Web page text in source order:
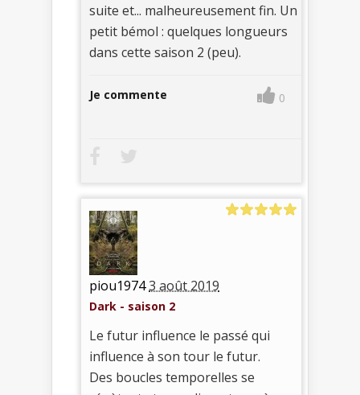
suite et... malheureusement fin. Un
petit bémol : quelques longueurs
dans cette saison 2 (peu).
Je commente 0
piou19743 août 2019
Dark - saison 2
Le futur influence le passé qui
influence à son tour le futur.
Des boucles temporelles se